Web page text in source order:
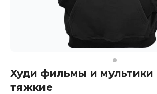
Худи фильмы и мультики
тяжкие